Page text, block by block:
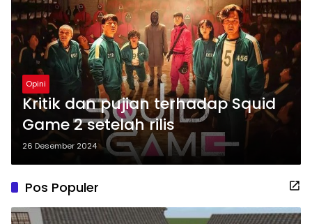
Opini
Kritik dan pujian terhadap Squid
Game 2 setelah rilis
26 Desember 2024
Pos Populer